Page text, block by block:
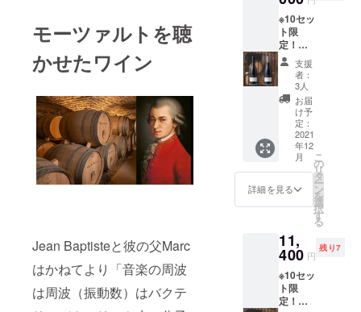
モーツァルトを聴
かせたワイン
Jean Baptisteと彼の父Marc
はかねてより「音楽の周波
は周波（振動数）はバクテ
情熱がこ
もったお酒
を皆様に広
められるよ
うご支援い
ただければ
幸いです。
ワー
ル］
750ml
定価：
￥3,850
- 1本
白ワイ
ン
Jean
Baptist
Jessiau
A.O.C.
Bourgo
2019
［ジャ
プティ
スタ・
ジェシ
gne
Pinot
Noir
2019
［ジャ
ン・バ
プティ
スタ・
ジェシ
オー
ム ブ
ルゴー
ニュ
産 ピ
ノノ
定価：
￥3,850
- 1本
白ワイ
ン
Jean
※10セッ
ト限
定！
【数量
限定
10%割
引＆
CAMPF
IRE限定
送料込
み】サ
ント
ネー産
ワイン2
本セッ
ト 赤ワ
Jean
Baptist
e
Jessiau
me
A.O.C.
支援
者：
3人
お届
け予
定：
2021
年12
月
詳細を見る
こ
の
リ
タ
ー
ン
を
選
択
す
る
11,
400 円
残り7
※10セッ
ト限
定！